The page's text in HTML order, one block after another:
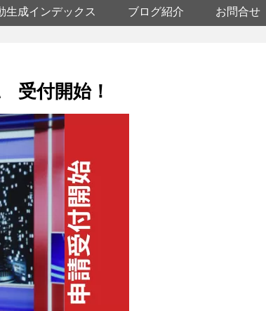
生成インデックス ブログ紹介 お問合せ
受付開始！